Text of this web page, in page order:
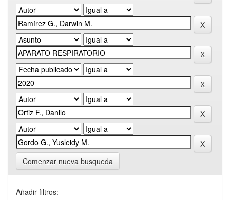
Comenzar nueva busqueda
Añadir filtros: